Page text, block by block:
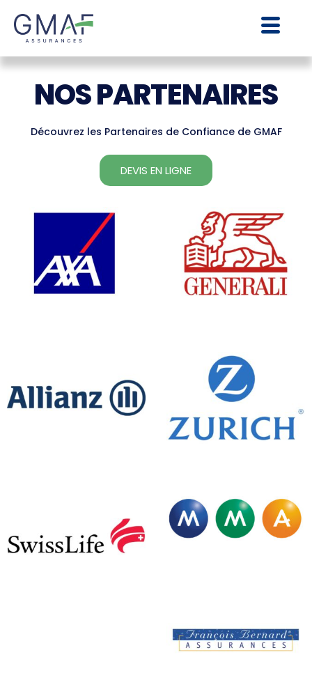
NOS PARTENAIRES
Découvrez les Partenaires de Confiance de GMAF
DEVIS EN LIGNE